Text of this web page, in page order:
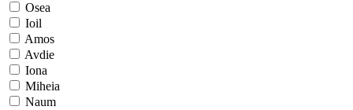
Osea
Ioil
Amos
Avdie
Iona
Miheia
Naum